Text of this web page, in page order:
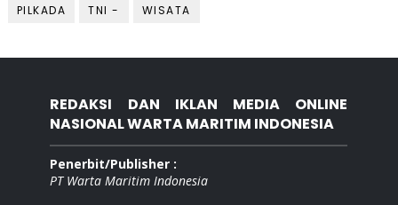
PILKADA
TNI - WISATA
REDAKSI DAN IKLAN MEDIA ONLINE
NASIONAL WARTA MARITIM INDONESIA
Penerbit/Publisher :
PT Warta Maritim Indonesia